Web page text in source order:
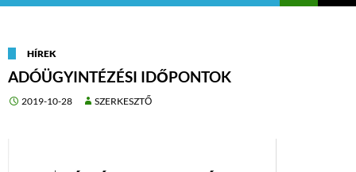
HÍREK
ADÓÜGYINTÉZÉSI IDŐPONTOK
2019-10-28 SZERKESZTŐ